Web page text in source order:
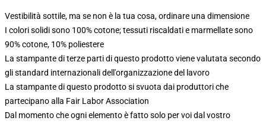
Vestibilità sottile, ma se non è la tua cosa, ordinare una dimensione
I colori solidi sono 100% cotone; tessuti riscaldati e marmellate sono
90% cotone, 10% poliestere
La stampante di terze parti di questo prodotto viene valutata secondo
gli standard internazionali dell'organizzazione del lavoro
La stampante di questo prodotto si svuota dai produttori che
partecipano alla Fair Labor Association
Dal momento che ogni elemento è fatto solo per voi dal vostro